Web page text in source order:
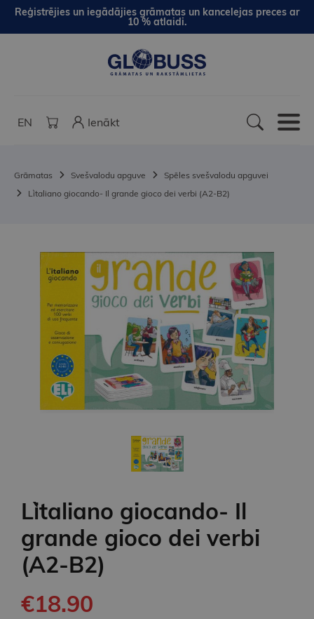
Reģistrējies un iegādājies grāmatas un kancelejas preces ar
10 % atlaidi.
EN Ienākt
Grāmatas Svešvalodu apguve
Spēles svešvalodu apguvei
L`italiano giocando- Il grande gioco dei verbi (A2-B2)
L`italiano giocando- Il
grande gioco dei verbi
(A2-B2)
€18.90